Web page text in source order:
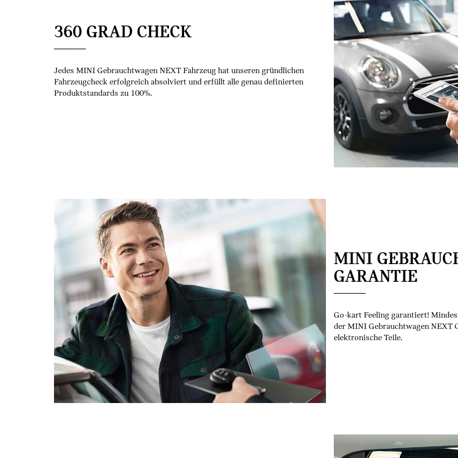
360 GRAD CHECK
Jedes MINI Gebrauchtwagen NEXT Fahrzeug hat unseren gründlichen
Fahrzeugcheck erfolgreich absolviert und erfüllt alle genau definierten
Produktstandards zu 100%.
MINI
GARANTIE
Go-kart Feeling garantiert!
der MINI Gebrauchtwagen NEXT
elektronische Teile.